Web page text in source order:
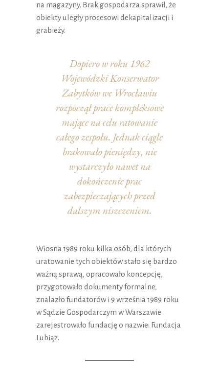
na magazyny. Brak gospodarza sprawił, że
obiekty uległy procesowi dekapitalizacji i
grabieży.
Dopiero w roku 1962
Wojewódzki Konserwator
Zabytków we Wrocławiu
rozpoczął prace kompleksowe
mające na celu ratowanie
całego zespołu. Jednak ciągle
brakowało pieniędzy, nie
wystarczyło nawet na
dokończenie prac
zabezpieczających przed
dalszym niszczeniem.
Wiosna 1989 roku kilka osób, dla których
uratowanie tych obiektów stało się bardzo
ważną sprawą, opracowało koncepcję,
przygotowało dokumenty formalne,
znalazło fundatorów i 9 września 1989 roku
w Sądzie Gospodarczym w Warszawie
zarejestrowało fundację o nazwie: Fundacja
Lubiąż.